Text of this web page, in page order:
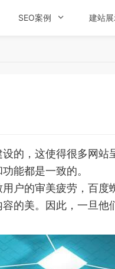
SEO案例  建站
，这使得很多网站
能都是一致的。
的审美疲劳，百度
的美。因此，一旦